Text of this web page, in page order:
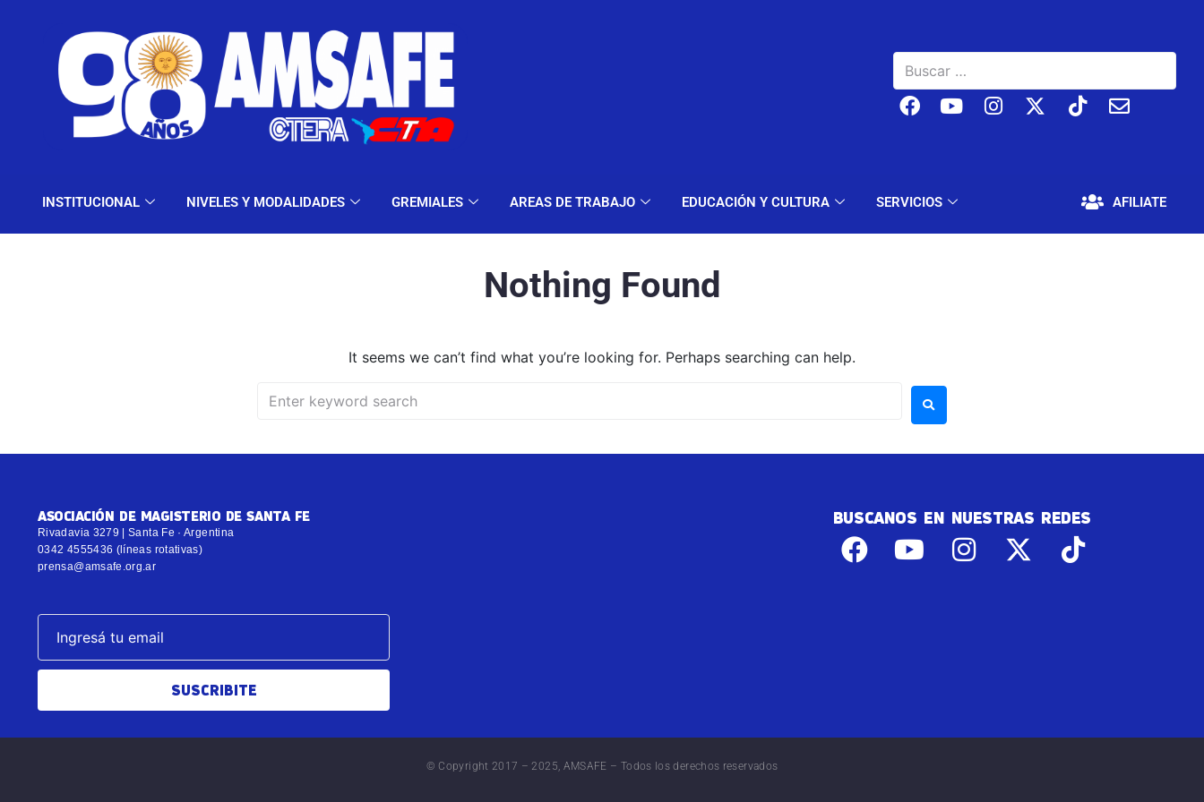
INSTITUCIONAL NIVELES Y MODALIDADES GREMIALES AREAS DE TRABAJO EDUCACIÓN Y CULTURA SERVICIOS AFILIATE
INSTITUCIONAL NIVELES Y MODALIDADES GREMIALES AREAS DE TRABAJO EDUCACIÓN Y CULTURA SERVICIOS
Nothing Found
It seems we can’t find what you’re looking for. Perhaps searching can help.
ASOCIACIÓN DE MAGISTERIO DE SANTA FE
Rivadavia 3279 | Santa Fe · Argentina
0342 4555436 (líneas rotativas)
prensa@amsafe.org.ar
SUSCRIBITE
BUSCANOS EN NUESTRAS REDES
© Copyright 2017 – 2025, AMSAFE – Todos los derechos reservados